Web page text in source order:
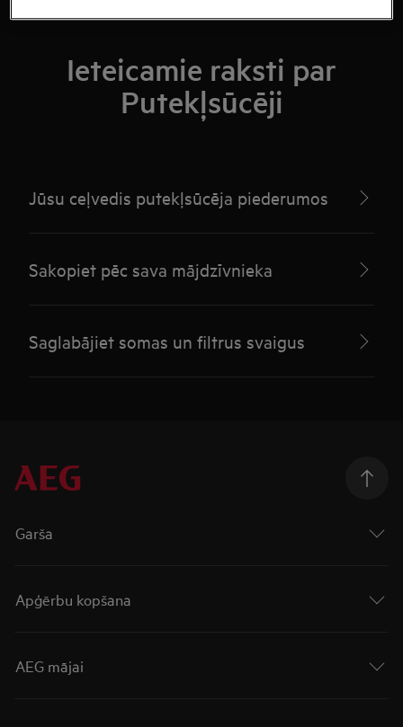
Ieteicamie raksti par
Putekļsūcēji
Jūsu ceļvedis putekļsūcēja piederumos
Sakopiet pēc sava mājdzīvnieka
Saglabājiet somas un filtrus svaigus
Garša
Apģērbu kopšana
AEG mājai